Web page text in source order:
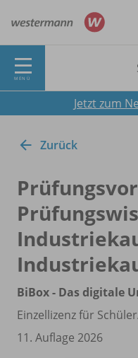
MENÜ
Jetzt zum
Zurück
BiBox - Das digitale
Einzellizenz für
11. Auflage 2026